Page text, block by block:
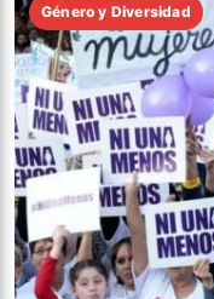
Género y Diversidad